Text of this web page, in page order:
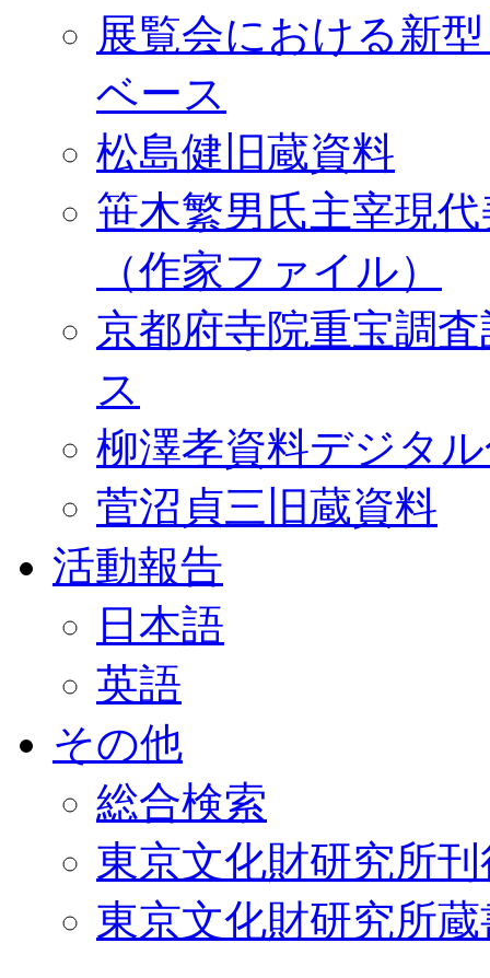
展覧会における新
ベース
松島健旧蔵資料
笹木繁男氏主宰現
（作家ファイル）
京都府寺院重宝調
ス
柳澤孝資料デジタ
菅沼貞三旧蔵資料
活動報告
日本語
英語
その他
総合検索
東京文化財研究所
東京文化財研究所